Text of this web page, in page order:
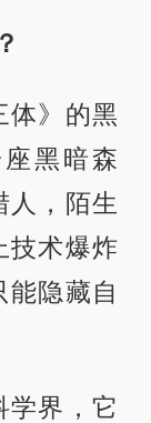
体》的黑
黑暗森
人，陌生
技术爆炸
隐藏自
学界，它